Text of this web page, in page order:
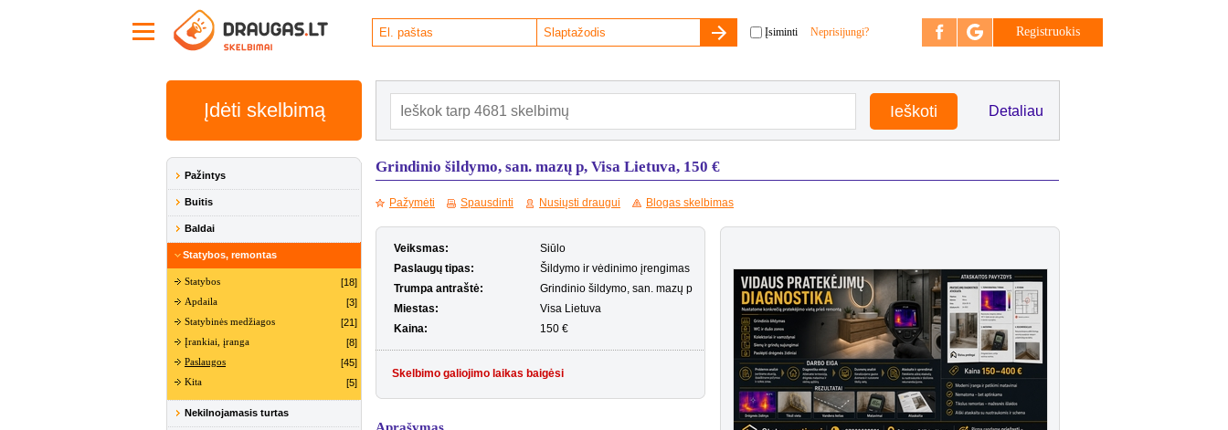
Įsiminti Neprisijungi? Registruokis
Įdėti skelbimą Detaliau
Pažintys
Buitis
Baldai
Statybos, remontas
Statybos [18]
Apdaila [3]
Statybinės medžiagos [21]
Įrankiai, įranga [8]
Paslaugos [45]
Kita [5]
Nekilnojamasis turtas
Grindinio šildymo, san. mazų p, Visa Lietuva, 150 €
Pažymėti Spausdinti Nusiųsti draugui Blogas skelbimas
Veiksmas:
Siūlo
Paslaugų tipas:
Šildymo ir vėdinimo įrengimas
Trumpa antraštė:
Grindinio šildymo, san. mazų p
Miestas:
Visa Lietuva
Kaina:
150 €
Skelbimo galiojimo laikas baigėsi